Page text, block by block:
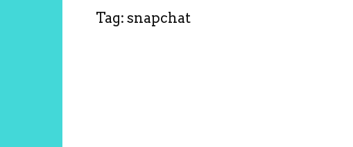
Tag: snapchat